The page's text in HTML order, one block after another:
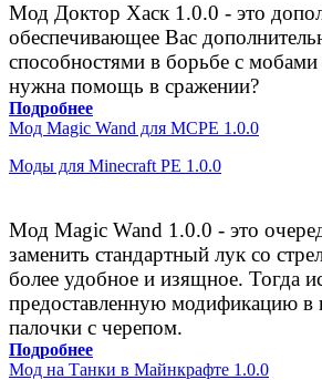
Мод Доктор Хаск 1.0.0 - это
обеспечивающее Вас
способностями в борьбе с
нужна помощь в сражении?
Подробнее
Мод Magic Wand для MCPE 1.0.0
Моды для Minecraft PE 1.0.0
Мод Magic Wand 1.0.0 - это
заменить стандартный лук со
более удобное и изящное. Тогда
предоставленную модификацию в
палочки с черепом.
Подробнее
Мод на Танки в Майнкрафте 1.0.0